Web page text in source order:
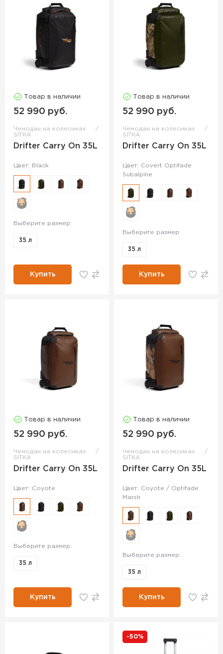
Товар в наличии
52 990 руб.
Чемодан на колесиках
SITKA
Drifter Carry On 35L
Цвет: Black
Выберите размер:
35 л
Купить
Товар в наличии
52 990 руб.
Чемодан на колесиках
SITKA
Drifter Carry On 35L
Цвет: Covert Optifade
Subalpine
Выберите размер:
35 л
Купить
Товар в наличии
52 990 руб.
Чемодан на колесиках
SITKA
Drifter Carry On 35L
Цвет: Coyote
Выберите размер:
35 л
Купить
Товар в наличии
52 990 руб.
Чемодан на колесиках
SITKA
Drifter Carry On 35L
Цвет: Coyote / Optifade
Marsh
Выберите размер:
35 л
Купить
-50%